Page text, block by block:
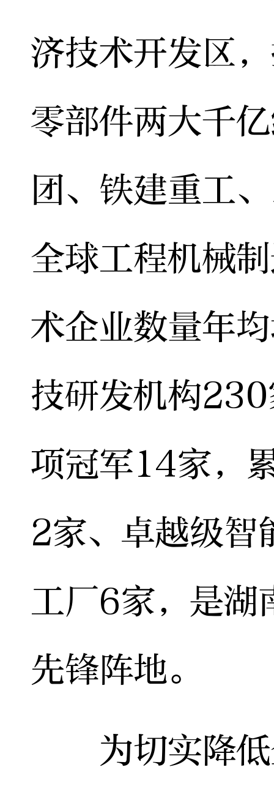
济技术开发区
零部件两大千
团、铁建重工
全球工程机械
术企业数量年
技研发机构
项冠军14家，
2家、卓越级智
工厂6家，是
先锋阵地。
为切实降低